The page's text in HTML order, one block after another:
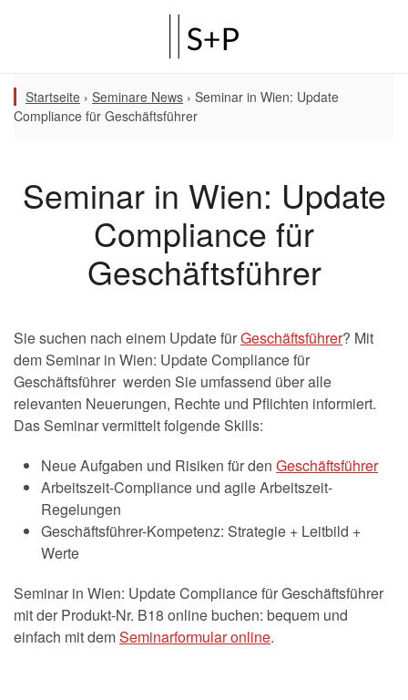
Startseite › Seminare News › Seminar in Wien: Update
Compliance für Geschäftsführer
Seminar in Wien: Update
Compliance für
Geschäftsführer
Sie suchen nach einem Update fürGeschäftsführer? Mit
dem Seminar in Wien: Update Compliance für
Geschäftsführer werden Sie umfassend über alle
relevanten Neuerungen, Rechte und Pflichten informiert.
Das Seminar vermittelt folgende Skills:
Neue Aufgaben und Risiken für den Geschäftsführer
Arbeitszeit-Compliance und agile Arbeitszeit-
Regelungen
Geschäftsführer-Kompetenz: Strategie + Leitbild +
Werte
Seminar in Wien: Update Compliance für Geschäftsführer
mit der Produkt-Nr. B18 online buchen: bequem und
einfach mit demSeminarformular online.